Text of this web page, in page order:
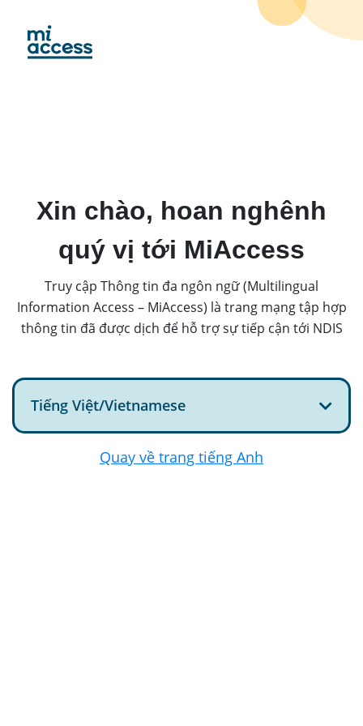
main
Xin chào, hoan nghênh
quý vị tới MiAccess
Truy cập Thông tin đa ngôn ngữ (Multilingual
Information Access – MiAccess) là trang mạng tập hợp
thông tin đã được dịch để hỗ trợ sự tiếp cận tới NDIS
Tiếng Việt/Vietnamese
Quay về trang tiếng Anh